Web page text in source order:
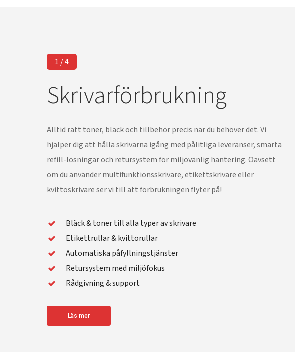
1 / 4
Skrivarförbrukning
Alltid rätt toner, bläck och tillbehör precis när du behöver det. Vi
hjälper dig att hålla skrivarna igång med pålitliga leveranser, smarta
refill-lösningar och retursystem för miljövänlig hantering. Oavsett
om du använder multifunktionsskrivare, etikettskrivare eller
kvittoskrivare ser vi till att förbrukningen flyter på!
Bläck & toner till alla typer av skrivare
Etikettrullar & kvittorullar
Automatiska påfyllningstjänster
Retursystem med miljöfokus
Rådgivning & support
Läs mer